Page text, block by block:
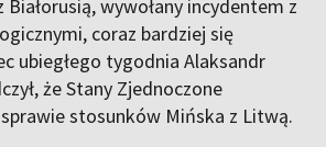
Białorusią, wywołany incydentem z
coraz bardziej się
ubiegłego tygodnia Alaksandr
że Stany Zjednoczone
stosunków Mińska z Litwą.